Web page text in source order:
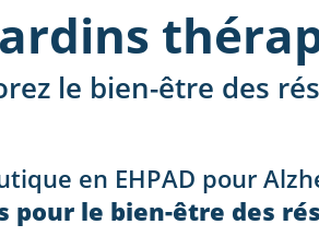
le bien-être des
en EHPAD pour
pour le bien-être des